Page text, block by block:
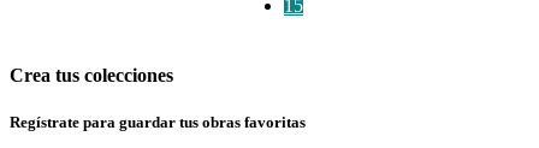
15
Crea tus colecciones
Regístrate para guardar tus obras favoritas